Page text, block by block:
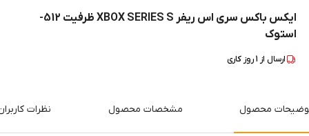
ایکس باکس سری اس ریفر XBOX SERIES S ظرفیت 512-
استوک
ارسال از 1روز کاری
محصول مشخصات محصول نظرات